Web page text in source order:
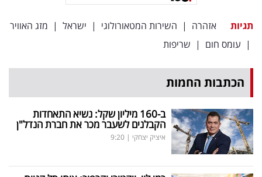
באייס
עקבו
אחרינו:
תגיות אזהרה | השירות המטאורולוגי | ישראל | מזג האוויר
| עומס חום | שריפות
הכתבות החמות
ב-160 מיליון שקל: נשיא התאחדות
הקבלנים לשעבר מכר את חברת הנדל"ן
איציק יצחקי |
9:20